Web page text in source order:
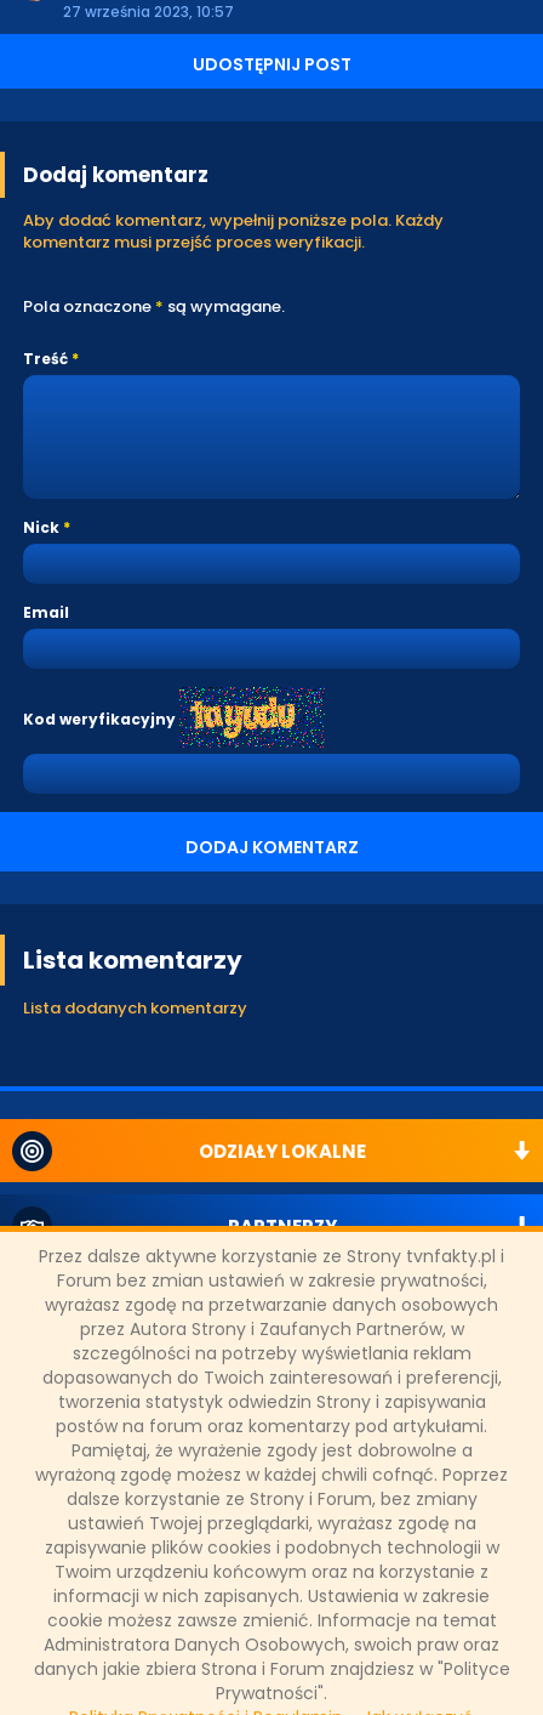
Przez dalsze aktywne korzystanie ze Strony tvnfakty.pl i
Forum bez zmian ustawień w zakresie prywatności,
wyrażasz zgodę na przetwarzanie danych osobowych
przez Autora Strony i Zaufanych Partnerów, w
szczególności na potrzeby wyświetlania reklam
dopasowanych do Twoich zainteresowań i preferencji,
tworzenia statystyk odwiedzin Strony i zapisywania
postów na forum oraz komentarzy pod artykułami.
Pamiętaj, że wyrażenie zgody jest dobrowolne a
wyrażoną zgodę możesz w każdej chwili cofnąć. Poprzez
dalsze korzystanie ze Strony i Forum, bez zmiany
ustawień Twojej przeglądarki, wyrażasz zgodę na
zapisywanie plików cookies i podobnych technologii w
Twoim urządzeniu końcowym oraz na korzystanie z
informacji w nich zapisanych. Ustawienia w zakresie
cookie możesz zawsze zmienić. Informacje na temat
Administratora Danych Osobowych, swoich praw oraz
danych jakie zbiera Strona i Forum znajdziesz w "Polityce
Prywatności".
ODZIAŁY LOKALNE
PARTNERZY
SONDA
27 września 2023, 10:57
UDOSTĘPNIJ POST
Dodaj komentarz
Aby dodać komentarz, wypełnij poniższe pola. Każdy
komentarz musi przejść proces weryfikacji.
Pola oznaczone * są wymagane.
Treść
Nick
Email
Kod weryfikacyjny
DODAJ KOMENTARZ
Lista komentarzy
Lista dodanych komentarzy
NASZE WYWIADY
FAKTY TVN
WAŻNE RELACJE
Copyright © 2011 - 2026 bywww.tvnfakty.pl| Wszystkie prawa
zastrzeżone.